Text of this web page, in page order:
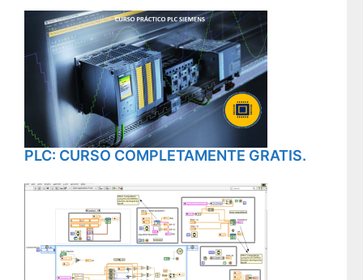
PLC: CURSO COMPLETAMENTE GRATIS.